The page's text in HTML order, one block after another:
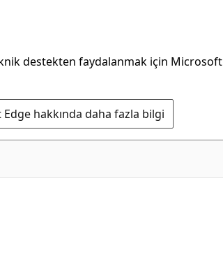
destekten faydalanmak için Microsoft
hakkında daha fazla bilgi